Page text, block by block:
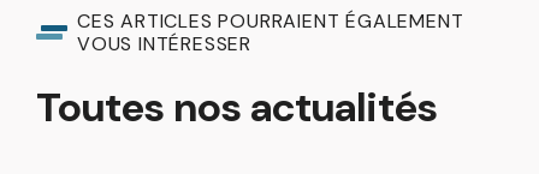
CES ARTICLES POURRAIENT ÉGALEMENT
VOUS INTÉRESSER
Toutes nos actualités